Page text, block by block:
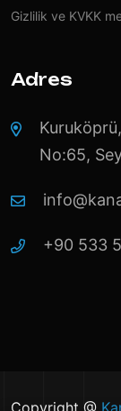
Gizlilik ve KVKK
Adres
No:65,
+90 533
Copyright @